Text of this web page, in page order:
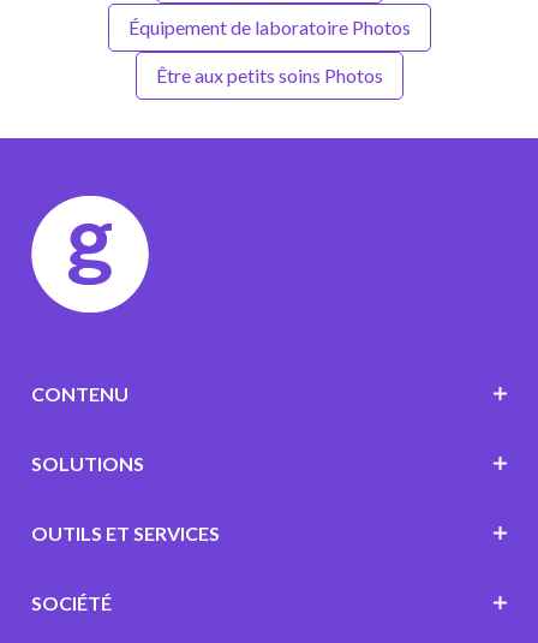
Équipement de laboratoire Photos
Être aux petits soins Photos
CONTENU
SOLUTIONS
OUTILS ET SERVICES
SOCIÉTÉ